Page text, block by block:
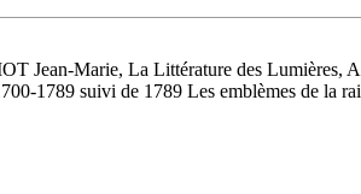
Jean-Marie, La Littérature des Lumières,
1789 suivi de 1789 Les emblèmes de la